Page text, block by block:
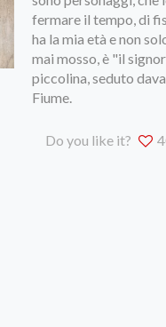
fermare il tempo, di
ha la mia età e non
mai mosso, è "il
piccolina, seduto
Fiume.
Do you like it?